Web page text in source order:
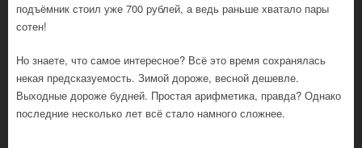
подъёмник стоил уже 700 рублей, а ведь раньше хватало пары
сотен!
Но знаете, что самое интересное? Всё это время сохранялась
некая предсказуемость. Зимой дороже, весной дешевле.
Выходные дороже будней. Простая арифметика, правда? Однако
последние несколько лет всё стало намного сложнее.